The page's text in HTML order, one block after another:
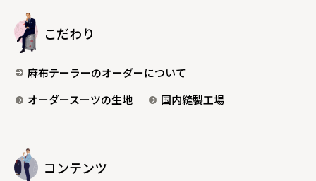
こだわり
麻布テーラーのオーダーについて
オーダースーツの生地
国内縫製工場
コンテンツ